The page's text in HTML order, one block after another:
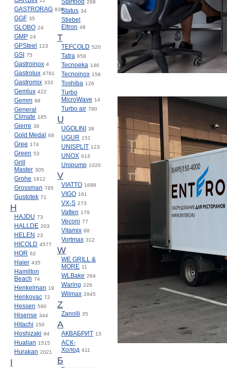
GASTRORAG 836
GGF 35
GLOBO 24
GMP 24
GPSteel 123
GSI 75
Gastroinox 4
Gastrolux 4781
Gastromix 333
Gemlux 422
Gemm 98
General
Climate 185
Gierre 36
Gold Medal 68
Gree 174
Green 53
Grill
Master 305
Grohe 1812
Grossman 785
Gustotek 71
H
HAJDU 73
HALLDE 203
HELEN 23
HICOLD 4577
HOR 62
Haier 435
Hamilton
Beach 74
Henkelman 19
Henkovac 72
Hessen 590
Hisense 344
Hitachi 150
Hoshizaki 94
Hualian 1515
Hurakan 2021
I
Starfood 268
Status 34
Stiebel
Eltron 48
T
TEFCOLD 520
Tatra 658
Tecnoeka 146
Tecnoinox 156
Toshiba 126
Turbo
MicroWave 14
Turbo air 780
U
UGOLINI 38
UGUR 151
UNISPLIT 123
UNOX 614
Unipump 1020
V
VIATTO 1696
VIGO 161
VX-S 273
Vatten 179
Veconi 77
Vitamix 88
Vortmax 312
W
WE GRILL &
MORE 11
WLBake 264
Waring 226
Wilmax 2945
Z
Zanolli 35
А
АКВАБРИТ 13
АСК-
Холод 411
Б